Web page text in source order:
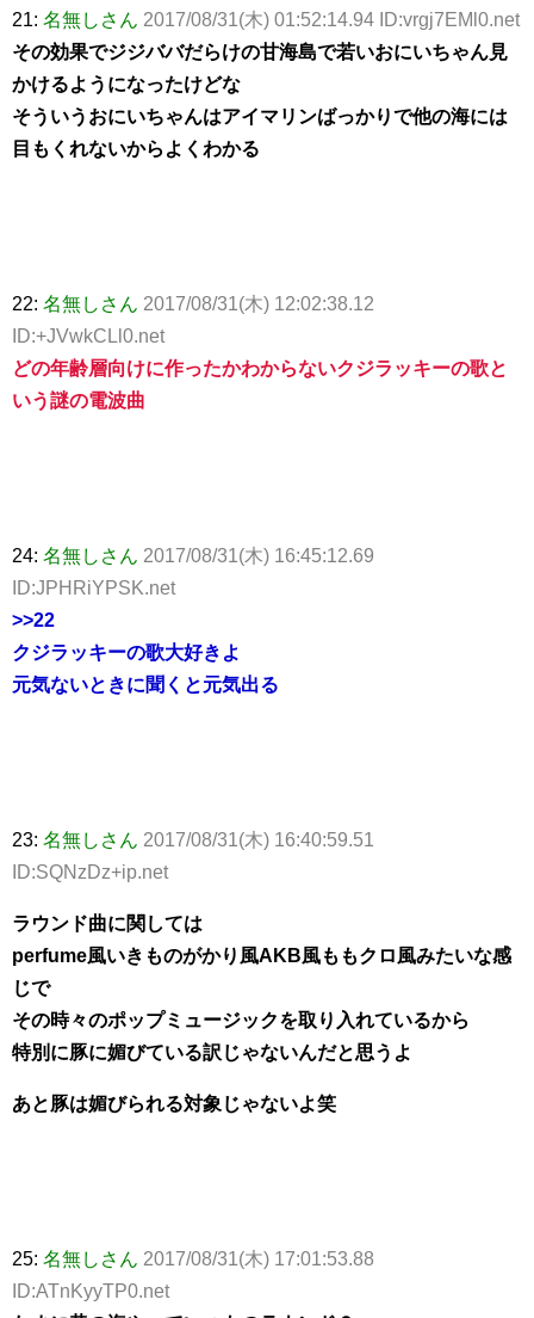
21: 名無しさん 2017/08/31(木) 01:52:14.94 ID:vrgj7EMl0.net
その効果でジジババだらけの甘海島で若いおにいちゃん見
かけるようになったけどな
そういうおにいちゃんはアイマリンばっかりで他の海には
目もくれないからよくわかる
22: 名無しさん 2017/08/31(木) 12:02:38.12
ID:+JVwkCLl0.net
どの年齢層向けに作ったかわからないクジラッキーの歌と
いう謎の電波曲
24: 名無しさん 2017/08/31(木) 16:45:12.69
ID:JPHRiYPSK.net
>>22
クジラッキーの歌大好きよ
元気ないときに聞くと元気出る
23: 名無しさん 2017/08/31(木) 16:40:59.51
ID:SQNzDz+ip.net
ラウンド曲に関しては
perfume風いきものがかり風AKB風ももクロ風みたいな感
じで
その時々のポップミュージックを取り入れているから
特別に豚に媚びている訳じゃないんだと思うよ
あと豚は媚びられる対象じゃないよ笑
25: 名無しさん 2017/08/31(木) 17:01:53.88
ID:ATnKyyTP0.net